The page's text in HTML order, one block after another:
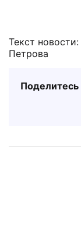
Текст
Петрова
Поделитесь